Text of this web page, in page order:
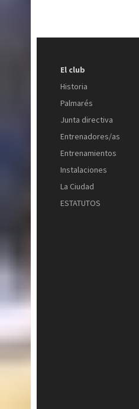
El club
Historia
Palmarés
Junta directiva
Entrenadores/as
Entrenamientos
Instalaciones
La Ciudad
ESTATUTOS